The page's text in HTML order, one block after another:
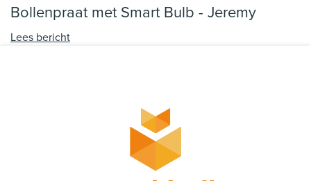
Bollenpraat met Smart Bulb - Jeremy
Lees bericht